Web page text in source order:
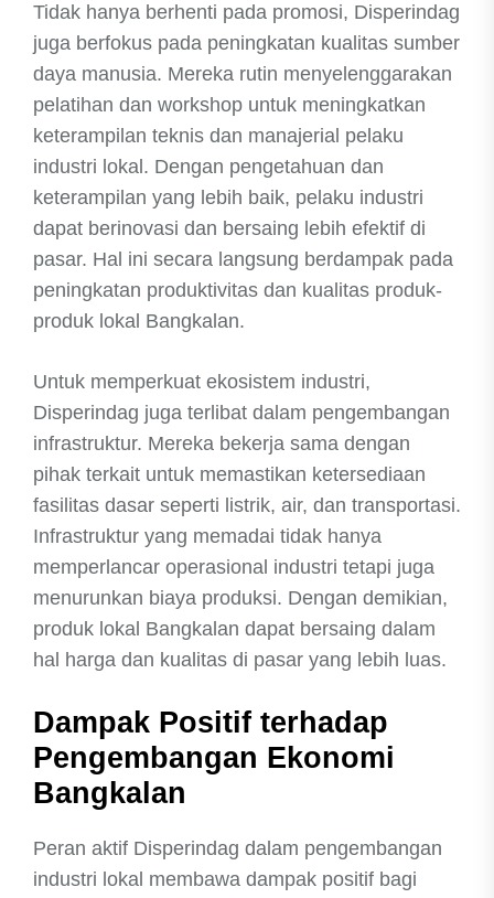
Tidak hanya berhenti pada promosi, Disperindag
juga berfokus pada peningkatan kualitas sumber
daya manusia. Mereka rutin menyelenggarakan
pelatihan dan workshop untuk meningkatkan
keterampilan teknis dan manajerial pelaku
industri lokal. Dengan pengetahuan dan
keterampilan yang lebih baik, pelaku industri
dapat berinovasi dan bersaing lebih efektif di
pasar. Hal ini secara langsung berdampak pada
peningkatan produktivitas dan kualitas produk-
produk lokal Bangkalan.
Untuk memperkuat ekosistem industri,
Disperindag juga terlibat dalam pengembangan
infrastruktur. Mereka bekerja sama dengan
pihak terkait untuk memastikan ketersediaan
fasilitas dasar seperti listrik, air, dan transportasi.
Infrastruktur yang memadai tidak hanya
memperlancar operasional industri tetapi juga
menurunkan biaya produksi. Dengan demikian,
produk lokal Bangkalan dapat bersaing dalam
hal harga dan kualitas di pasar yang lebih luas.
Dampak Positif terhadap
Pengembangan Ekonomi
Bangkalan
Peran aktif Disperindag dalam pengembangan
industri lokal membawa dampak positif bagi